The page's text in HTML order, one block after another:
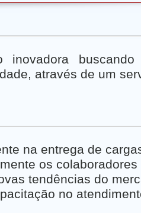
inovadora
através de um
na entrega de
os
tendências do
no